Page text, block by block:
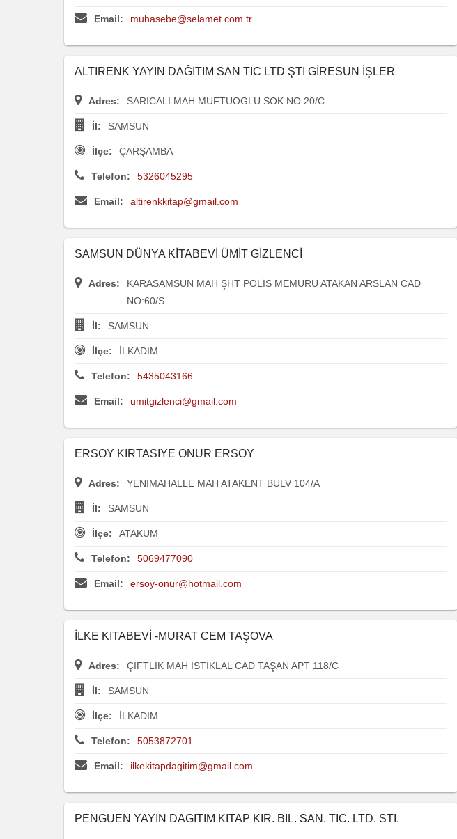
Email: muhasebe@selamet.com.tr
ALTIRENK YAYIN DAĞITIM SAN TIC LTD ŞTI GİRESUN İŞLER
Adres: SARICALI MAH MUFTUOGLU SOK NO:20/C
İl: SAMSUN
İlçe: ÇARŞAMBA
Telefon: 5326045295
Email: altirenkkitap@gmail.com
SAMSUN DÜNYA KİTABEVİ ÜMİT GİZLENCİ
Adres:
KARASAMSUN MAH ŞHT POLİS MEMURU ATAKAN ARSLAN CAD
NO:60/S
İl: SAMSUN
İlçe: İLKADIM
Telefon: 5435043166
Email: umitgizlenci@gmail.com
ERSOY KIRTASIYE ONUR ERSOY
Adres: YENIMAHALLE MAH ATAKENT BULV 104/A
İl: SAMSUN
İlçe: ATAKUM
Telefon: 5069477090
Email: ersoy-onur@hotmail.com
İLKE KITABEVİ -MURAT CEM TAŞOVA
Adres: ÇİFTLİK MAH İSTİKLAL CAD TAŞAN APT 118/C
İl: SAMSUN
İlçe: İLKADIM
Telefon: 5053872701
Email: ilkekitapdagitim@gmail.com
PENGUEN YAYIN DAGITIM KITAP KIR. BIL. SAN. TIC. LTD. STI.